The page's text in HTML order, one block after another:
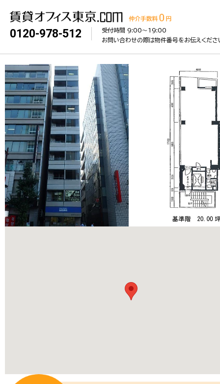
0120-978-512
受付時間 9:00〜19:00
お問い合わせの際は物件番号をお伝えくださ